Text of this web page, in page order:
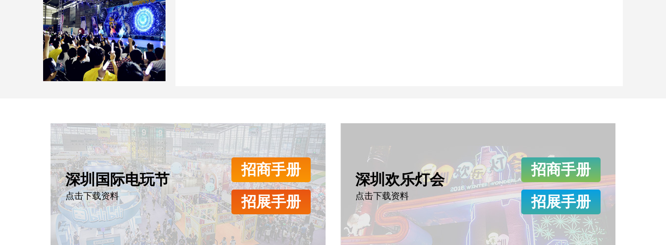
深圳国际电玩节
点击下载资料
招商手册
招展手册
深圳欢乐灯会
点击下载资料
招商手册
招展手册